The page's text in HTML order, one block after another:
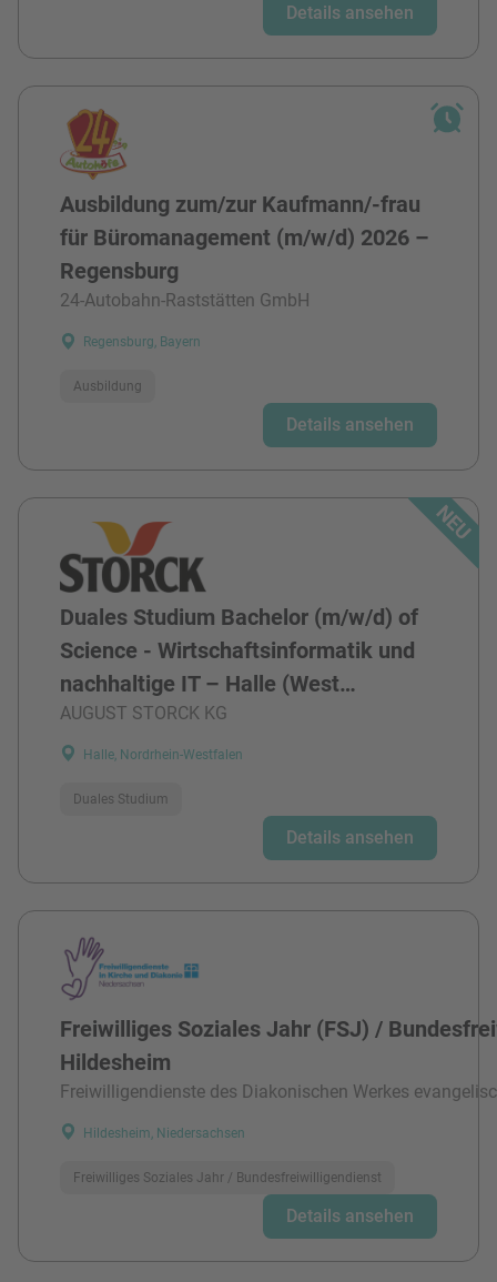
Details ansehen
Ausbildung zum/zur Kaufmann/-frau
für Büromanagement (m/w/d) 2026 –
Regensburg
24-Autobahn-Raststätten GmbH
Regensburg, Bayern
Ausbildung
Details ansehen
Duales Studium Bachelor (m/w/d) of
Science - Wirtschaftsinformatik und
nachhaltige IT – Halle (West…
AUGUST STORCK KG
Halle, Nordrhein-Westfalen
Duales Studium
Details ansehen
Freiwilliges Soziales Jahr (FSJ) /
Hildesheim
Freiwilligendienste des Diakonischen Werkes
Hildesheim, Niedersachsen
Freiwilliges Soziales Jahr / Bundesfreiwilligendienst
Details ansehen